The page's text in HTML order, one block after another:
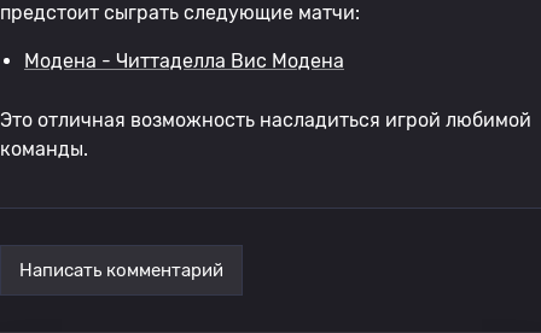
предстоит сыграть следующие матчи:
Модена - Читтаделла Вис Модена
Это отличная возможность насладиться игрой любимой
команды.
Написать комментарий